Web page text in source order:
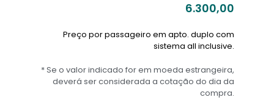
6.300,00
Preço por passageiro em apto. duplo com
sistema all inclusive.
* Se o valor indicado for em moeda estrangeira,
deverá ser considerada a cotação do dia da
compra.